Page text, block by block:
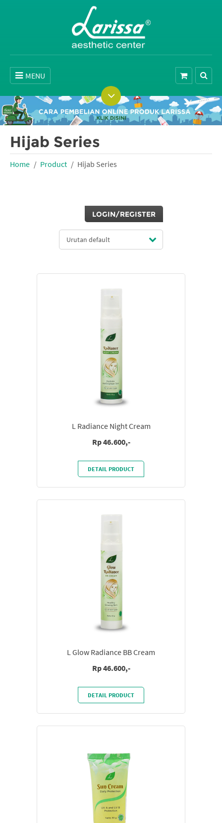
MENU
Hijab Series
Home Product Hijab Series
LOGIN/REGISTER
Urutan default
L Radiance Night Cream
Rp 46.600,-
DETAIL PRODUCT
L Glow Radiance BB Cream
Rp 46.600,-
DETAIL PRODUCT